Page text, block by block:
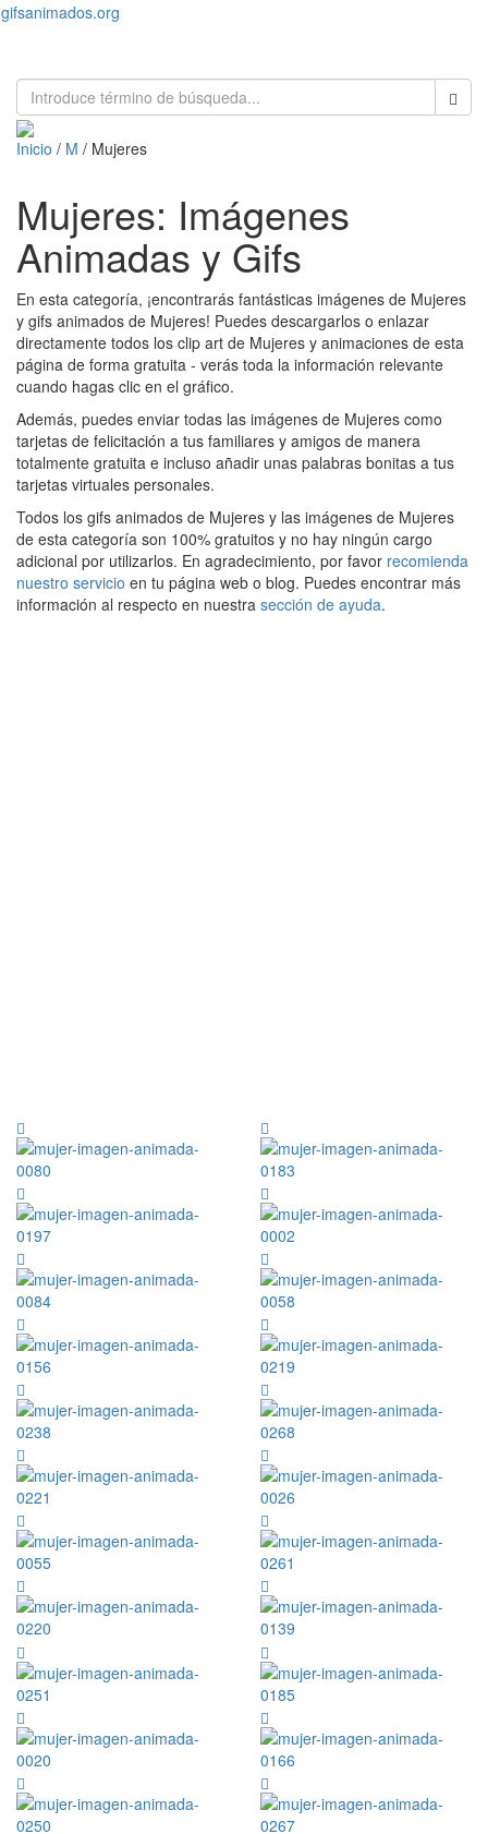
gifsanimados.org
Inicio / M / Mujeres
Mujeres: Imágenes
Animadas y Gifs
En esta categoría, ¡encontrarás fantásticas imágenes de Mujeres
y gifs animados de Mujeres! Puedes descargarlos o enlazar
directamente todos los clip art de Mujeres y animaciones de esta
página de forma gratuita - verás toda la información relevante
cuando hagas clic en el gráfico.
Además, puedes enviar todas las imágenes de Mujeres como
tarjetas de felicitación a tus familiares y amigos de manera
totalmente gratuita e incluso añadir unas palabras bonitas a tus
tarjetas virtuales personales.
Todos los gifs animados de Mujeres y las imágenes de Mujeres
de esta categoría son 100% gratuitos y no hay ningún cargo
adicional por utilizarlos. En agradecimiento, por favor recomienda
nuestro servicio en tu página web o blog. Puedes encontrar más
información al respecto en nuestra sección de ayuda.